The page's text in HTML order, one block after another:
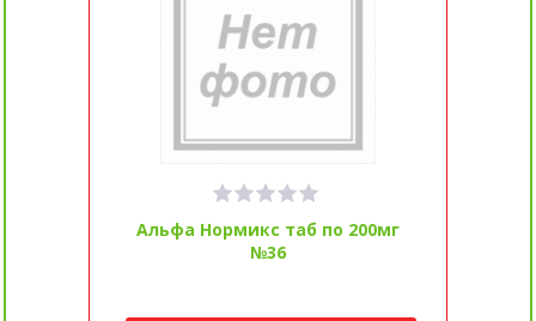
Альфа Нормикс таб по 200мг
№36